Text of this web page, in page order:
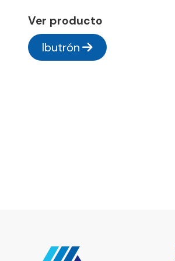
Ver producto
Ibutrón